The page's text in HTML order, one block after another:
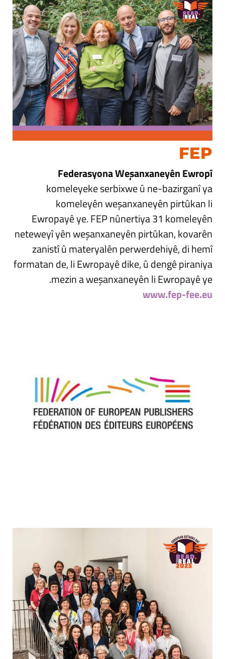
FEP
Federasyona Weşanxaneyên Ewropî
komeleyeke serbixwe û ne-bazirganî ya
komeleyên weşanxaneyên pirtûkan li
Ewropayê ye. FEP nûnertiya 31 komeleyên
neteweyî yên weşanxaneyên pirtûkan, kovarên
zanistî û materyalên perwerdehiyê, di hemî
formatan de, li Ewropayê dike, û dengê piraniya
mezin a weşanxaneyên li Ewropayê ye.
www.fep-fee.eu